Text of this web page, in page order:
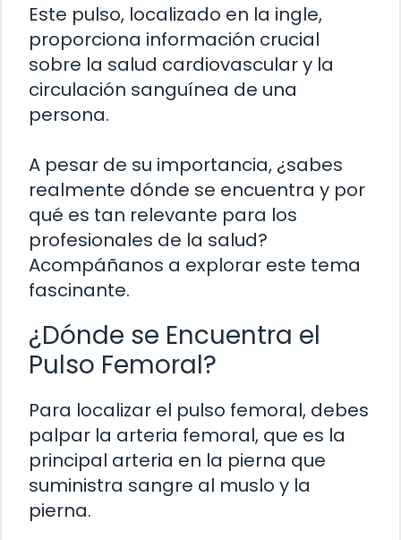
Este pulso, localizado en la ingle,
proporciona información crucial
sobre la salud cardiovascular y la
circulación sanguínea de una
persona.
A pesar de su importancia, ¿sabes
realmente dónde se encuentra y por
qué es tan relevante para los
profesionales de la salud?
Acompáñanos a explorar este tema
fascinante.
¿Dónde se Encuentra el
Pulso Femoral?
Para localizar el pulso femoral, debes
palpar la arteria femoral, que es la
principal arteria en la pierna que
suministra sangre al muslo y la
pierna.